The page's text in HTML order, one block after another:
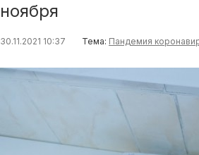
ноября
30.11.2021 10:37 Тема: Пандемия